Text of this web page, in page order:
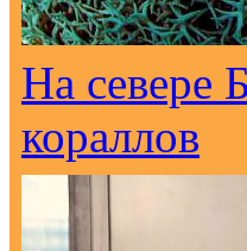
На севере
кораллов